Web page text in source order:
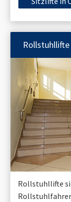
Rollstuhllifte
Rollstuhllifte